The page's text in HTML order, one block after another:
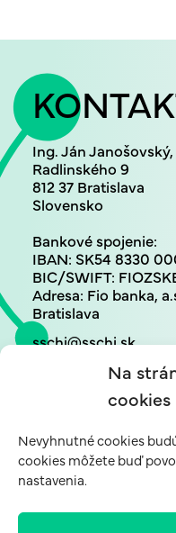
Na
cookies
Nevyhnutné cookies
cookies môžete buď
nastavenia.
Ing. Ján
Radlinského 9
812 37 Bratislava
Slovensko
Bankové spojenie:
IBAN: SK54 8330
BIC/SWIFT:
Adresa: Fio banka,
Bratislava
sschi@sschi.sk
+421 948 700 139
GENERÁLNY SPONZOR